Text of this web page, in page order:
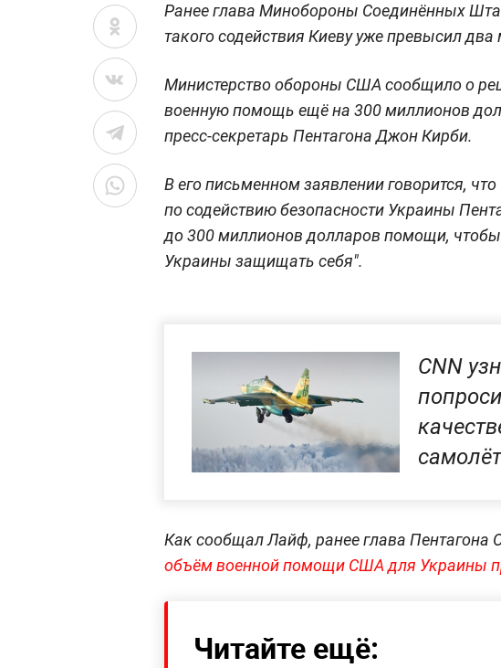
Ранее глава Минобороны Соединённых
такого содействия Киеву уже превысил
Министерство обороны США сообщило о
военную помощь ещё на 300 миллионов
пресс-секретарь Пентагона Джон Кирби.
В его письменном заявлении говорится,
по содействию безопасности Украины
до 300 миллионов долларов помощи, чтобы
Украины защищать себя".
CNN
Как сообщал Лайф, ранее глава Пентагона
объём военной помощи США для Украины
Читайте ещё: